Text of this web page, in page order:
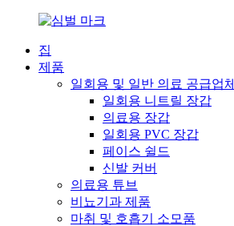
집
제품
일회용 및 일반 의료 공급업체
일회용 니트릴 장갑
의료용 장갑
일회용 PVC 장갑
페이스 쉴드
신발 커버
의료용 튜브
비뇨기과 제품
마취 및 호흡기 소모품